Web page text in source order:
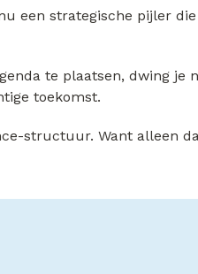
een strategische pijler
te plaatsen, dwing je
toekomst.
structuur. Want alleen